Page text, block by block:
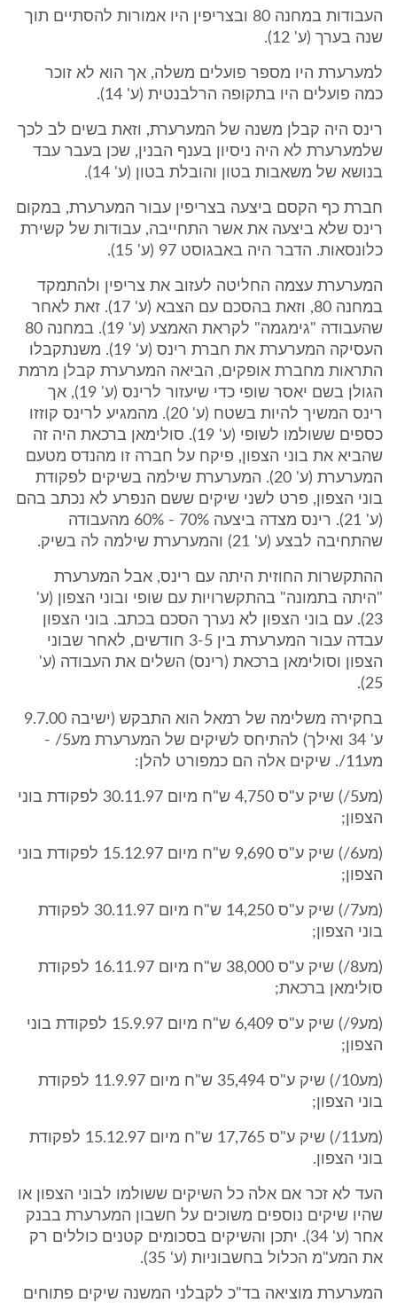
העבודות במחנה 80 ובצריפין היו אמורות להסתיים תוך
שנה בערך (ע' 12).
למערערת היו מספר פועלים משלה, אך הוא לא זוכר
כמה פועלים היו בתקופה הרלבנטית (ע' 14).
רינס היה קבלן משנה של המערערת, וזאת בשים לב לכך
שלמערערת לא היה ניסיון בענף הבנין, שכן בעבר עבד
בנושא של משאבות בטון והובלת בטון (ע' 14).
חברת כף הקסם ביצעה בצריפין עבור המערערת, במקום
רינס שלא ביצעה את אשר התחייבה, עבודות של קשירת
כלונסאות. הדבר היה באבגוסט 97 (ע' 15).
המערערת עצמה החליטה לעזוב את צריפין ולהתמקד
במחנה 80, וזאת בהסכם עם הצבא (ע' 17). זאת לאחר
שהעבודה "גימגמה" לקראת האמצע (ע' 19). במחנה 80
העסיקה המערערת את חברת רינס (ע' 19). משנתקבלו
התראות מחברת אופקים, הביאה המערערת קבלן מרמת
הגולן בשם יאסר שופי כדי שיעזור לרינס (ע' 19), אך
רינס המשיך להיות בשטח (ע' 20). מהמגיע לרינס קוזזו
כספים ששולמו לשופי (ע' 19). סולימאן ברכאת היה זה
שהביא את בוני הצפון, פיקח על חברה זו מהנדס מטעם
המערערת (ע' 20). המערערת שילמה בשיקים לפקודת
בוני הצפון, פרט לשני שיקים ששם הנפרע לא נכתב בהם
(ע' 21). רינס מצדה ביצעה 70% - 60% מהעבודה
שהתחיבה לבצע (ע' 21) והמערערת שילמה לה בשיק.
ההתקשרות החוזית היתה עם רינס, אבל המערערת
"היתה בתמונה" בהתקשרויות עם שופי ובוני הצפון (ע'
23). עם בוני הצפון לא נערך הסכם בכתב. בוני הצפון
עבדה עבור המערערת בין 3-5 חודשים, לאחר שבוני
הצפון וסולימאן ברכאת (רינס) השלים את העבודה (ע'
25).
בחקירה משלימה של רמאל הוא התבקש (ישיבה 9.7.00
ע' 34 ואילך) להתיחס לשיקים של המערערת מע5/ -
מע11/. שיקים אלה הם כמפורט להלן:
(מע5/) שיק ע"ס 4,750 ש"ח מיום 30.11.97 לפקודת בוני
הצפון;
(מע6/) שיק ע"ס 9,690 ש"ח מיום 15.12.97 לפקודת בוני
הצפון;
(מע7/) שיק ע"ס 14,250 ש"ח מיום 30.11.97 לפקודת
בוני הצפון;
(מע8/) שיק ע"ס 38,000 ש"ח מיום 16.11.97 לפקודת
סולימאן ברכאת;
(מע9/) שיק ע"ס 6,409 ש"ח מיום 15.9.97 לפקודת בוני
הצפון;
(מע10/) שיק ע"ס 35,494 ש"ח מיום 11.9.97 לפקודת
בוני הצפון;
(מע11/) שיק ע"ס 17,765 ש"ח מיום 15.12.97 לפקודת
בוני הצפון.
העד לא זכר אם אלה כל השיקים ששולמו לבוני הצפון או
שהיו שיקים נוספים משוכים על חשבון המערערת בבנק
אחר (ע' 34). יתכן והשיקים בסכומים קטנים כוללים רק
את המע"מ הכלול בחשבוניות (ע' 35).
המערערת מוציאה בד"כ לקבלני המשנה שיקים פתוחים